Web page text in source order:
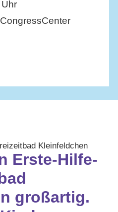
Kleinfeldchen
Erste-Hilfe-
großartig.